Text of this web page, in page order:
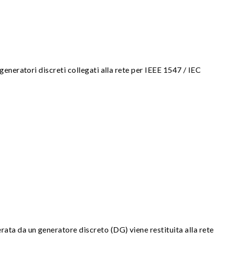
discreti collegati alla rete per IEEE 1547 / IEC
da un generatore discreto (DG) viene restituita alla rete